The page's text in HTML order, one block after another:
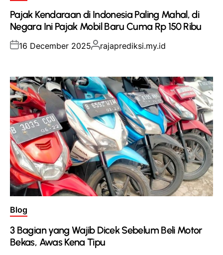
Pajak Kendaraan di Indonesia Paling Mahal, di
Negara Ini Pajak Mobil Baru Cuma Rp 150 Ribu
Posted
16 December 2025Posted
rajaprediksi.my.id
Posted
Blog
3 Bagian yang Wajib Dicek Sebelum Beli Motor
Bekas, Awas Kena Tipu